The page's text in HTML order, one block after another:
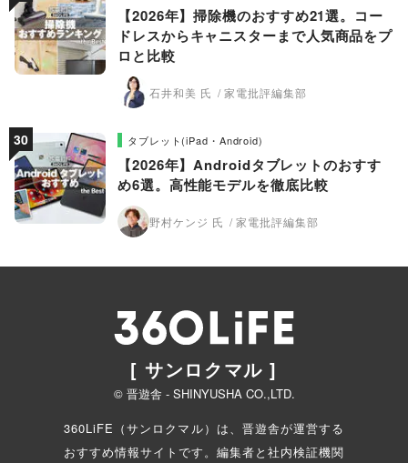
【2026年】掃除機のおすすめ21選。コー
ドレスからキャニスターまで人気商品をプ
ロと比較
石井和美 氏 家電批評編集部
タブレット(iPad・Android)
【2026年】Androidタブレットのおすす
め6選。高性能モデルを徹底比較
野村ケンジ 氏 家電批評編集部
[ サンロクマル ]
© 晋遊舎 - SHINYUSHA CO.,LTD.
360LiFE（サンロクマル）は、晋遊舎が運営する
おすすめ情報サイトです。編集者と社内検証機関